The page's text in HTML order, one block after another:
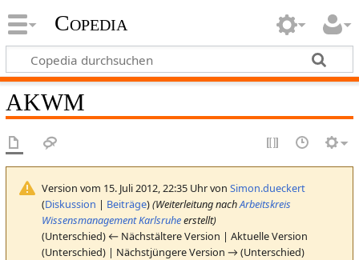
Copedia
AKWM
Version vom 15. Juli 2012, 22:35 Uhr von Simon.dueckert
(Diskussion | Beiträge)(Weiterleitung nachArbeitskreis
Wissensmanagement Karlsruheerstellt)
(Unterschied) ← Nächstältere Version | Aktuelle Version
(Unterschied) | Nächstjüngere Version → (Unterschied)